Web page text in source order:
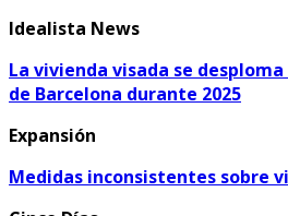
Idealista News
La vivienda visada se
de Barcelona durante 2025
Expansión
Medidas inconsistentes sobre